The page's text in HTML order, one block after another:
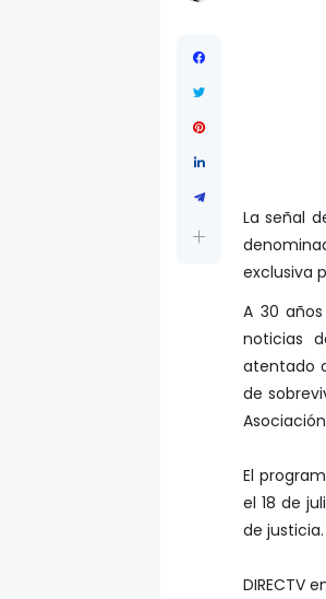
La señal
exclusiva
A 30
noticias
atentado
de
El
el 18 de
de justicia.
DIRECTV